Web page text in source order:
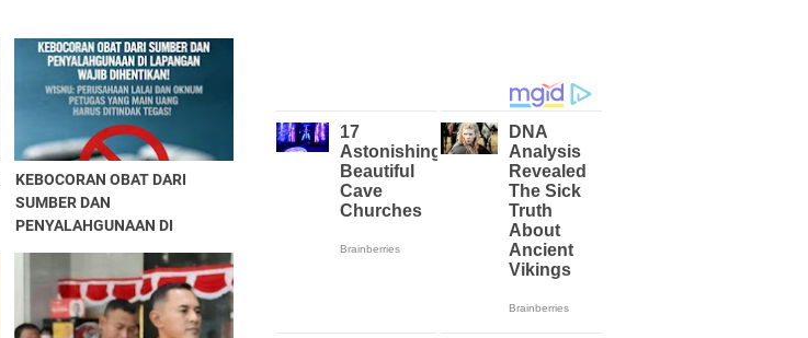
KEBOCORAN OBAT DARI
SUMBER DAN
PENYALAHGUNAAN DI
DIHENTIKAN! WISNU:
PERUSAHAAN LALAI DAN
OKNUM PETUGAS YANG MAIN